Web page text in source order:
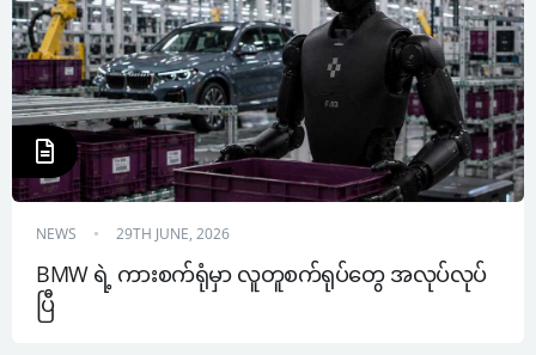
NEWS 29TH JUNE, 2026
BMW ရဲ့ ကားစက်ရုံမှာ လူတူစက်ရုပ်တွေ အလုပ်လုပ်
ပြီ